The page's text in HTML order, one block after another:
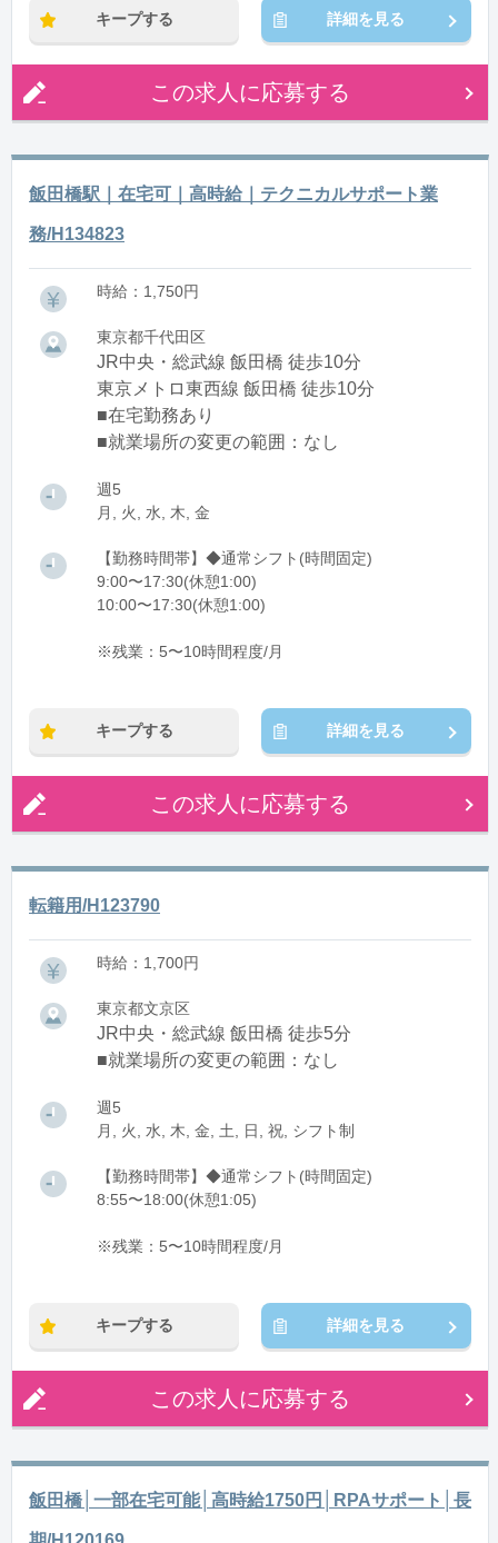
キープする 詳細を見る
この求人に応募する
飯田橋駅｜在宅可｜高時給｜テクニカルサポート業
務/H134823
時給：1,750円
東京都千代田区
JR中央・総武線 飯田橋 徒歩10分
東京メトロ東西線 飯田橋 徒歩10分
■在宅勤務あり
■就業場所の変更の範囲：なし
週5
月, 火, 水, 木, 金
【勤務時間帯】◆通常シフト(時間固定)
9:00〜17:30(休憩1:00)
10:00〜17:30(休憩1:00)
※残業：5〜10時間程度/月
キープする 詳細を見る
この求人に応募する
転籍用/H123790
時給：1,700円
東京都文京区
JR中央・総武線 飯田橋 徒歩5分
■就業場所の変更の範囲：なし
週5
月, 火, 水, 木, 金, 土, 日, 祝, シフト制
【勤務時間帯】◆通常シフト(時間固定)
8:55〜18:00(休憩1:05)
※残業：5〜10時間程度/月
キープする 詳細を見る
この求人に応募する
飯田橋│一部在宅可能│高時給1750円│RPAサポート│長